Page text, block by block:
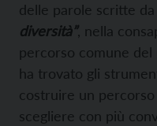
delle parole scritte
diversità”, nella
percorso comune
ha trovato gli
costruire un
scegliere con più